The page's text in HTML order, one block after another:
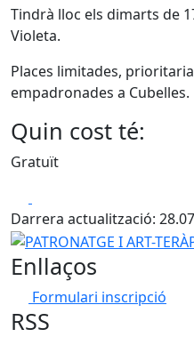
Tindrà lloc els dimarts de
Violeta.
Places limitades,
empadronades a Cubelles.
Quin cost té:
Gratuït
Darrera actualització:
PATRONATGE I ART-
Enllaços
Formulari inscripció
RSS